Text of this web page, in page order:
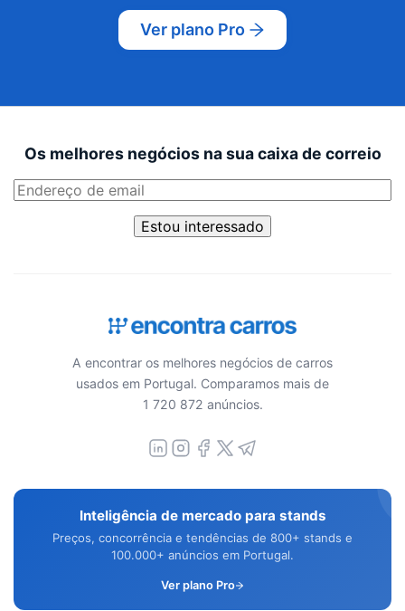
Ver plano Pro
Os melhores negócios na sua caixa de correio
Estou interessado
A encontrar os melhores negócios de carros
usados em Portugal. Comparamos mais de
1 720 872 anúncios.
Inteligência de mercado para stands
Preços, concorrência e tendências de 800+ stands e
100.000+ anúncios em Portugal.
Ver plano Pro